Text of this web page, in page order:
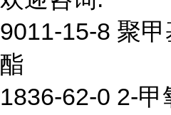
9011-15-8 聚
酯
1836-62-0 2-甲